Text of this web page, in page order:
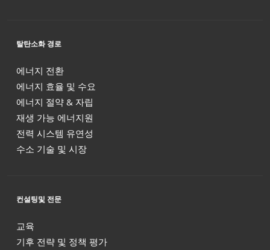
탈탄소화 경로
에너지 전환
에너지 효율 및 수요
에너지 절약 & 자립
재생 가능 에너지원
전력 시스템 유연성
수소 기술 및 시장
컨설팅및 전문
교육
기후 전략 및 정책 평가